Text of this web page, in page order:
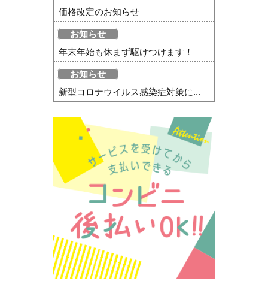
価格改定のお知らせ
お知らせ
年末年始も休まず駆けつけます！
お知らせ
新型コロナウイルス感染症対策に...